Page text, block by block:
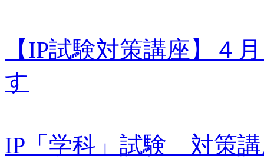
【IP試験対策講座】
す
IP「学科」試験 対策